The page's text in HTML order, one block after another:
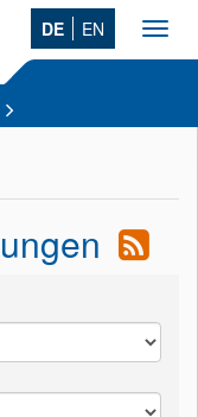
DE EN